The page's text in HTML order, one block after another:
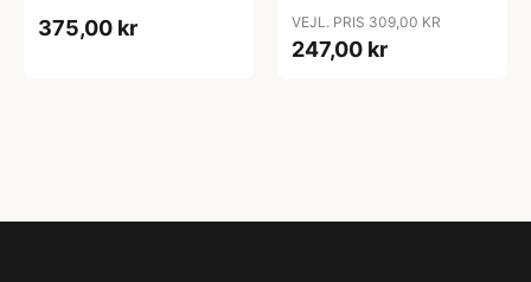
XXL
375,00 kr VEJL. PRIS 309,00 KR
247,00 kr